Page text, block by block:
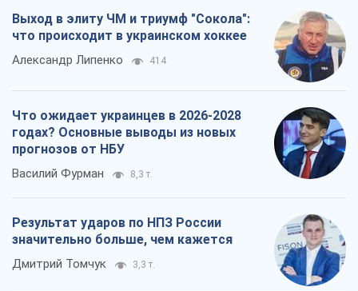
Выход в элиту ЧМ и триумф "Сокола":
что происходит в украинском хоккее
Александр Липенко 414
Что ожидает украинцев в 2026-2028
годах? Основные выводы из новых
прогнозов от НБУ
Василий Фурман 8,3 т.
Результат ударов по НПЗ России
значительно больше, чем кажется
Дмитрий Томчук 3,3 т.